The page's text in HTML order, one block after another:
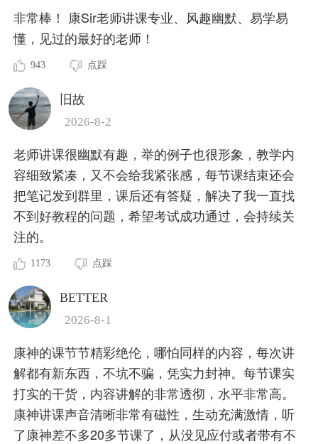
非常棒！ 康Sir老师讲课专业、风趣幽默、易学易
懂，见过的最好的老师！
943 点踩
旧故
2026-8-2
老师讲课很幽默有趣，举的例子也很形象，教学内
容细致紧凑，又不会给我紧张感，每节课结束还会
把笔记发到群里，课后还有答疑，解决了我一直找
不到好教程的问题，希望考试成功通过，会持续关
注的。
1173 点踩
BETTER
2026-8-1
康神的课节节精彩绝伦，哪怕同样的内容，每次讲
解都有新东西，不坑不骗，凭实力封神。每节课实
打实的干货，内容讲解的非常透彻，水平非常高。
康神讲课声音清晰非常有磁性，生动充满激情，听
了康神差不多20多节课了，从没见应付或者带有不